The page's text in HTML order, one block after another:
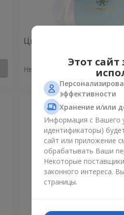
Цветы в коробке "19 роз
Нет в наличии
Этот
эффективности
Хранение и/или
Информация с Вашего
идентификаторы)
сайт или приложение
обрабатывать Ваши
Некоторые
законного интереса.
страницы.